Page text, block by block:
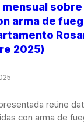
arma de
2025)
reúne
con arma de